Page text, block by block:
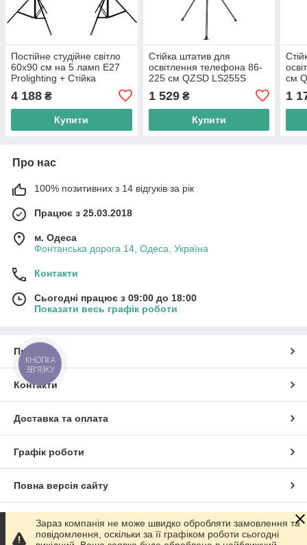
Постійне студійне світло
60х90 см на 5 ламп Е27
Prolighting + Стійка
4 188 ₴
Купити
Стійка штатив для
освітлення телефона 86-
225 см QZSD LS255S
1 529₴
Купити
см
1
Про нас
100% позитивних з 14 відгуків за рік
Працює з 25.03.2018
м. Одеса
Фонтанська дорога 14, Одеса, Україна
Контакти
Сьогодні працює з 09:00 до 18:00
Показати весь графік роботи
Про нас
Контакти
Доставка та оплата
Графік роботи
Повна версія сайту
Сайт створено на маркетплейсі Prom.ua
Зараз компанія не може швидко обробляти замовлення та
повідомлення, оскільки за її графіком роботи сьогодні
КНОПКА
ЗВ'ЯЗКУ